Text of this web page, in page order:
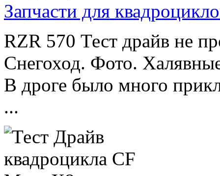
Запчасти для
RZR 570 Тест драйв не
Снегоход. Фото.
В дроге было много
...